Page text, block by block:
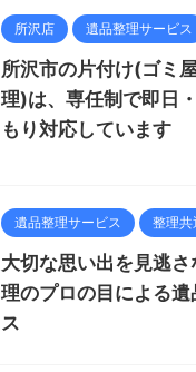
所沢店 遺品整理サービス
所沢市の片付け(ゴミ
理)は、専任制で即日
もり対応しています
遺品整理サービス 整理共
大切な思い出を見逃
理のプロの目による
ス